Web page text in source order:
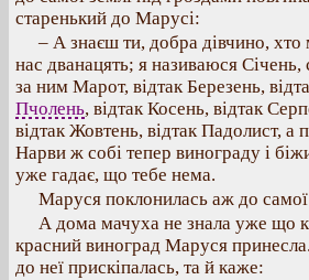
старенький до Марусі:
– А знаєш ти, добра дівчино, хто
нас дванацять; я називаюся
за ним Марот, відтак Березень,
Пчолень, відтак Косень, відтак
відтак Жовтень, відтак Падолист, а
Нарви ж собі тепер винограду і
уже гадає, що тебе нема.
Маруся поклонилась аж до самої
А дома мачуха не знала уже що
красний виноград Маруся
до неї прискіпалась, та й каже: